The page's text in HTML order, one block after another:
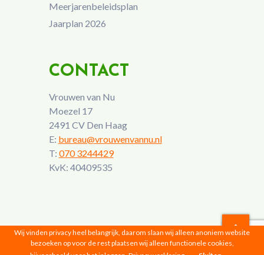
Meerjarenbeleidsplan
Jaarplan 2026
CONTACT
Vrouwen van Nu
Moezel 17
2491 CV Den Haag
E: bureau@vrouwenvannu.nl
T: 070 3244429
KvK: 40409535
Vrouwen van Nu © 2026 |Privacyverklaring
Wij vinden privacy heel belangrijk, daarom slaan wij alleen anoniem website
bezoeken op voor de rest plaatsen wij alleen functionele cookies,